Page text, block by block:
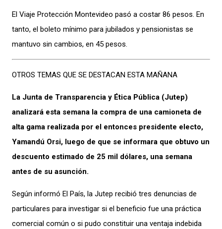
El Viaje Protección Montevideo pasó a costar 86 pesos. En
tanto, el boleto mínimo para jubilados y pensionistas se
mantuvo sin cambios, en 45 pesos.
OTROS TEMAS QUE SE DESTACAN ESTA MAÑANA
La Junta de Transparencia y Ética Pública (Jutep)
analizará esta semana la compra de una camioneta de
alta gama realizada por el entonces presidente electo,
Yamandú Orsi, luego de que se informara que obtuvo un
descuento estimado de 25 mil dólares, una semana
antes de su asunción.
Según informó El País, la Jutep recibió tres denuncias de
particulares para investigar si el beneficio fue una práctica
comercial común o si pudo constituir una ventaja indebida